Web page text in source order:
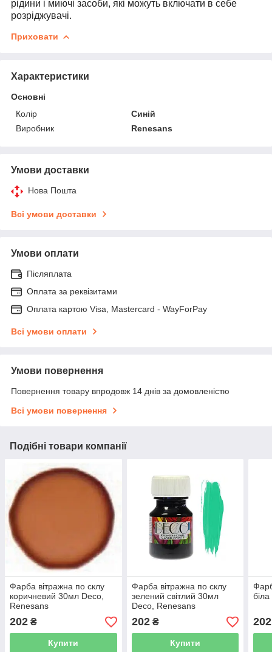
рідини і миючі засоби, які можуть включати в себе
розріджувачі.
Приховати
Характеристики
Основні
Колір
Синій
Виробник
Renesans
Умови доставки
Нова Пошта
Всі умови доставки
Умови оплати
Післяплата
Оплата за реквізитами
Оплата картою Visa, Mastercard - WayForPay
Всі умови оплати
Умови повернення
Повернення товару впродовж 14 днів за домовленістю
Всі умови повернення
Подібні товари компанії
Фарба вітражна по склу
коричневий 30мл Deco,
Renesans
202 ₴
Купити
Фарба вітражна по склу
зелений світлий 30мл
Deco, Renesans
202₴
Купити
202